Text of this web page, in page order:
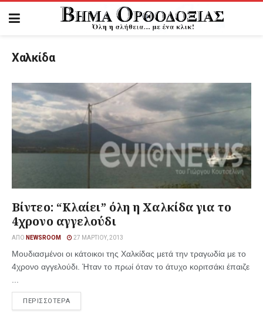
Χαλκίδα
Βίντεο: “Κλαίει” όλη η Χαλκίδα για το
4χρονο αγγελούδι
ΑΠΌ NEWSROOM 27 ΜΑΡΤΊΟΥ, 2013
Μουδιασμένοι οι κάτοικοι της Χαλκίδας μετά την τραγωδία με το
4χρονο αγγελούδι. Ήταν το πρωί όταν το άτυχο κοριτσάκι έπαιζε
ΠΕΡΙΣΣΟΤΕΡΑ